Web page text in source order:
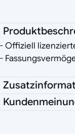
- Offiziell
-